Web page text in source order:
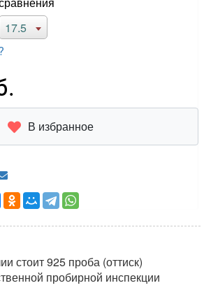
17.5
В избранное
стоит 925 проба (оттиск)
пробирной инспекции